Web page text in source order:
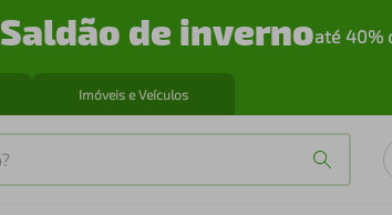
Saldão de invernoaté 40%
Imóveis e Veículos